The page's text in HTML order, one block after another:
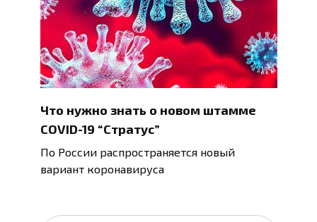
Что нужно знать о новом штамме
COVID-19 “Стратус”
По России распространяется новый
вариант коронавируса